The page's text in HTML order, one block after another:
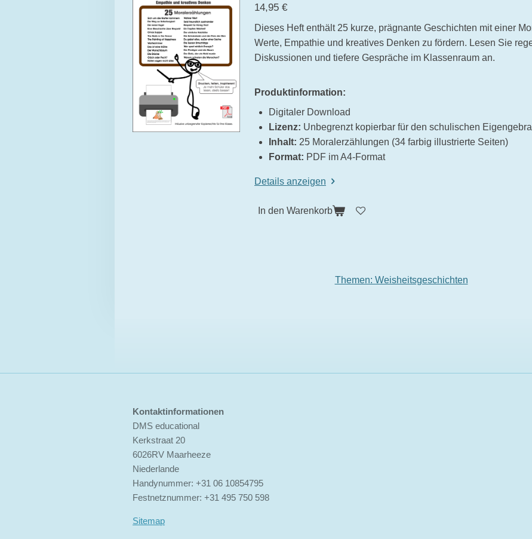
14,95 €
Dieses Heft enthält 25 kurze, prägnante Geschichten mit einer
Werte, Empathie und kreatives Denken zu fördern. Lesen Sie
Diskussionen und tiefere Gespräche im Klassenraum an.
Produktinformation:
Digitaler Download
Lizenz: Unbegrenzt kopierbar für den schulischen
Inhalt: 25 Moralerzählungen (34 farbig illustrierte Seiten)
Format: PDF im A4-Format
Details anzeigen
In den Warenkorb
Themen: Weisheitsgeschichten
Kontaktinformationen
DMS educational
Kerkstraat 20
6026RV Maarheeze
Niederlande
Handynummer: +31 06 10854795
Festnetznummer: +31 495 750 598
Sitemap